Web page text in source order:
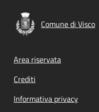
Comune di Visco
Footer menu
Area riservata
Crediti
Informativa privacy